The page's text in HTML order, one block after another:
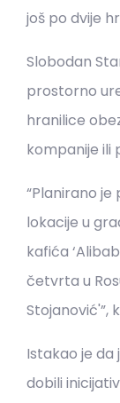
još po dvije
Slobodan
prostorno
hranilice
kompanije ili
“Planirano
lokacije u
kafića
četvrta u
Stojanović'”,
Istakao je da
dobili